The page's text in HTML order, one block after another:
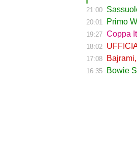
21:00 Sassuolo
20:01 Primo
19:27 Coppa
18:02
17:08 Bajrami,
16:35 Bowie